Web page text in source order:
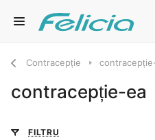
Contracepție
contracepție-ea
FILTRU